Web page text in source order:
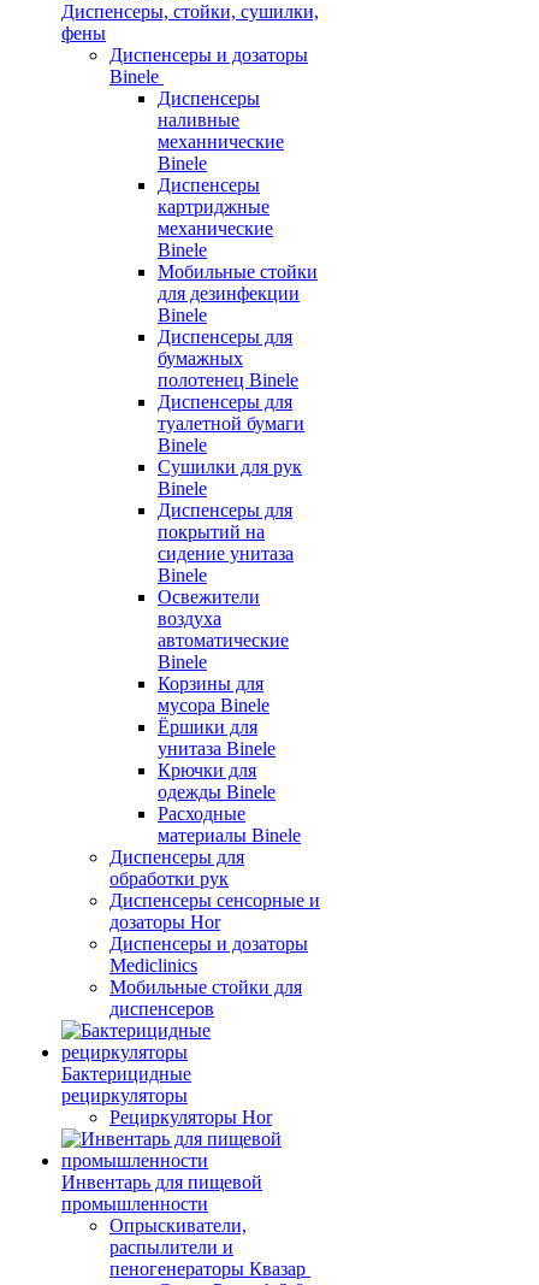
Диспенсеры, стойки, сушилки,
фены
Диспенсеры и дозаторы
Binele
Диспенсеры
наливные
механнические
Binele
Диспенсеры
картриджные
механические
Binele
Мобильные стойки
для дезинфекции
Binele
Диспенсеры для
бумажных
полотенец Binele
Диспенсеры для
туалетной бумаги
Binele
Сушилки для рук
Binele
Диспенсеры для
покрытий на
сидение унитаза
Binele
Освежители
воздуха
автоматические
Binele
Корзины для
мусора Binele
Ёршики для
унитаза Binele
Крючки для
одежды Binele
Расходные
материалы Binele
Диспенсеры для
обработки рук
Диспенсеры сенсорные и
дозаторы Hor
Диспенсеры и дозаторы
Mediclinics
Мобильные стойки для
диспенсеров
Бактерицидные
рециркуляторы
Рециркуляторы Hor
Инвентарь для пищевой
промышленности
Опрыскиватели,
распылители и
пеногенераторы Квазар